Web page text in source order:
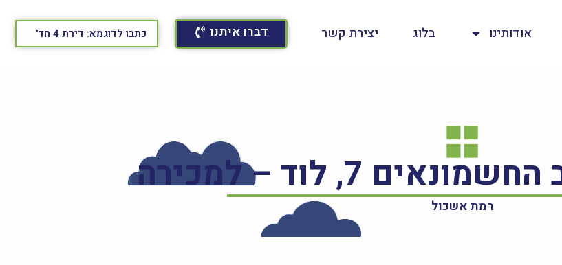
אודותינו בלוג יצירת קשר דברו איתנו
רמת אשכול